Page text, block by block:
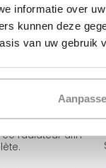
informatie over
kunnen deze
van uw gebruik
s’adapter à
(profilée,
radiateur afin